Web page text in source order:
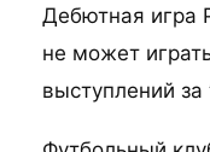
Дебютная игра
не может
выступлений